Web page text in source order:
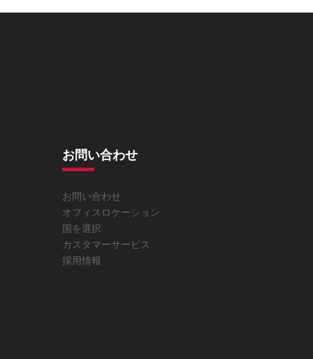
お問い合わせ
お問い合わせ
オフィスロケーション
国を選択
カスタマーサービス
採用情報